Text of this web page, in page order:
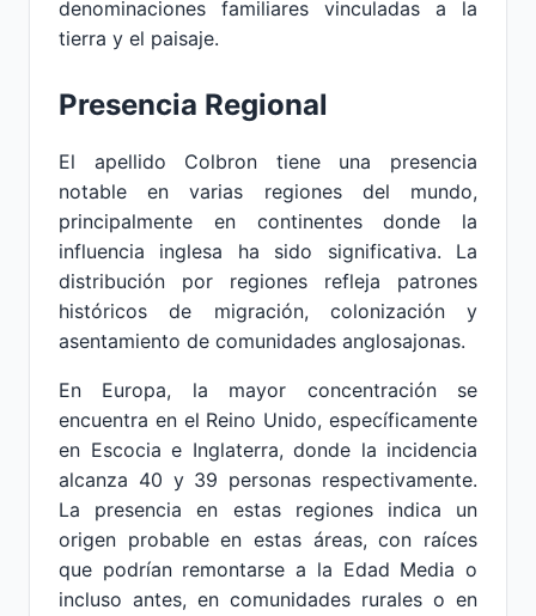
denominaciones familiares vinculadas a la
tierra y el paisaje.
Presencia Regional
El apellido Colbron tiene una presencia
notable en varias regiones del mundo,
principalmente en continentes donde la
influencia inglesa ha sido significativa. La
distribución por regiones refleja patrones
históricos de migración, colonización y
asentamiento de comunidades anglosajonas.
En Europa, la mayor concentración se
encuentra en el Reino Unido, específicamente
en Escocia e Inglaterra, donde la incidencia
alcanza 40 y 39 personas respectivamente.
La presencia en estas regiones indica un
origen probable en estas áreas, con raíces
que podrían remontarse a la Edad Media o
incluso antes, en comunidades rurales o en